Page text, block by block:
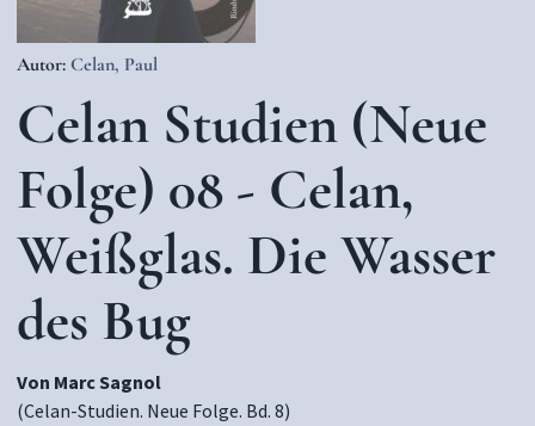
Autor: Celan, Paul
Celan Studien (Neue
Folge) 08 - Celan,
Weißglas. Die Wasser
des Bug
Von Marc Sagnol
(Celan-Studien. Neue Folge. Bd. 8)